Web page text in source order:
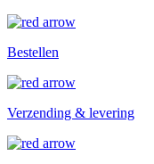
Bestellen
Verzending & levering